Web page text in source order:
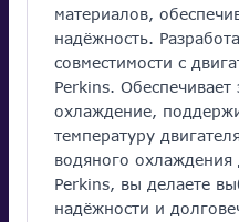
материалов,
надёжность.
совместимости с
Perkins.
охлаждение,
температуру
водяного охлаждения
Perkins, вы делаете
надёжности и